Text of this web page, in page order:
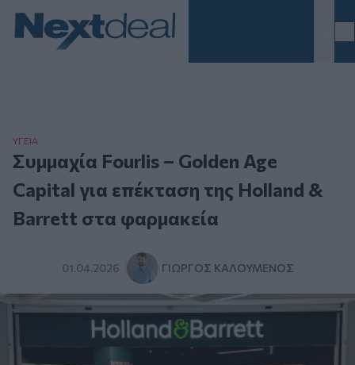
ΥΓΕΙΑ
Συμμαχία Fourlis – Golden Age
Capital για επέκταση της Holland &
Barrett στα φαρμακεία
01.04.2026 ΓΙΏΡΓΟΣ ΚΑΛΟΎΜΕΝΟΣ